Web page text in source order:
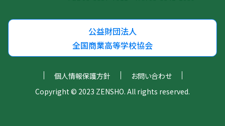
公益財団法人
全国商業高等学校協会
個人情報保護方針
お問い合わせ
Copyright © 2023 ZENSHO. All rights reserved.